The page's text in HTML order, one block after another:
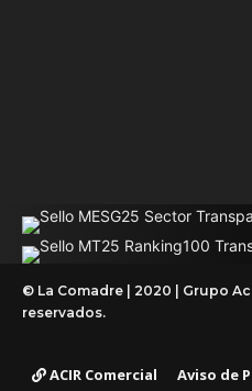
© La Comadre | 2020 | Grupo
reservados.
ACIR Comercial Aviso de